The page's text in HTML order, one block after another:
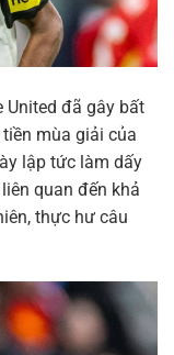
United đã gây bất
mùa giải của
lập tức làm dấy
quan đến khả
thực hư câu